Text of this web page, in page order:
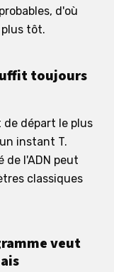
d'où
tôt.
toujours
de départ le plus
instant T.
de l'ADN peut
classiques
veut